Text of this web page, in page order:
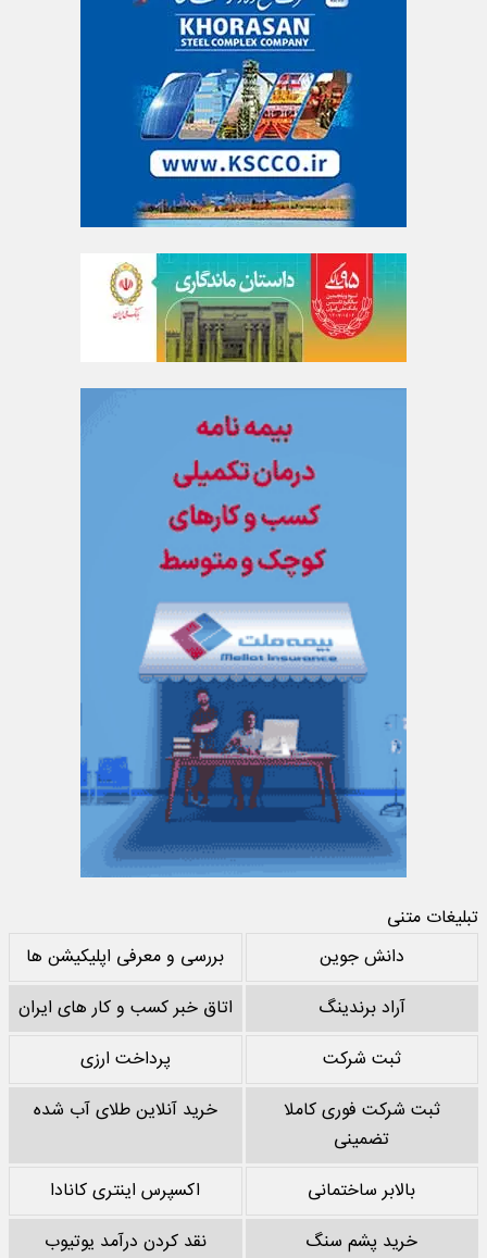
تبلیغات متنی
دانش جوین
بررسی و معرفی اپلیکیشن ها
آراد برندینگ
اتاق خبر کسب و کار های ایران
ثبت شرکت
پرداخت ارزی
ثبت شرکت فوری کاملا
تضمینی
خرید آنلاین طلای آب شده
بالابر ساختمانی
اکسپرس اینتری کانادا
خرید پشم سنگ
نقد کردن درآمد یوتیوب